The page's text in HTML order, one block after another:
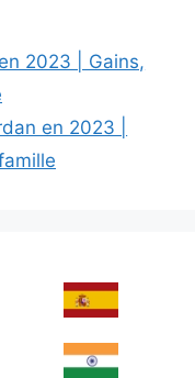
2023 | Gains,
en 2023 |